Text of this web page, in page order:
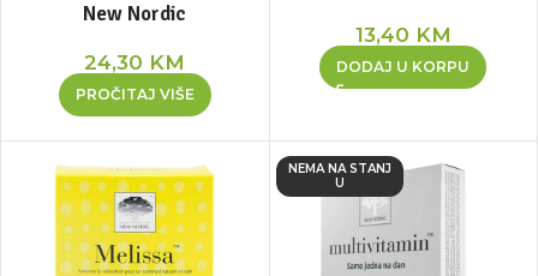
New Nordic
24,30 KM
PROČITAJ VIŠE
13,40 KM
DODAJ U KORPU
NEMA NA STANJ
U